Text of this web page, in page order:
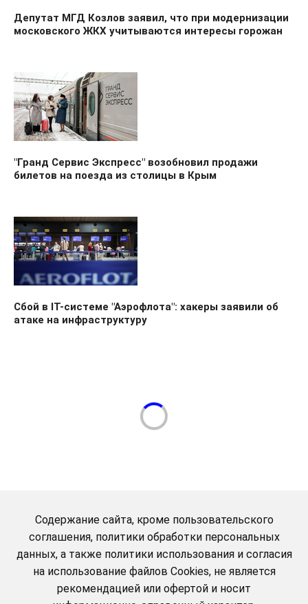
Депутат МГД Козлов заявил, что при модернизации
московского ЖКХ учитываются интересы горожан
"Гранд Сервис Экспресс" возобновил продажи
билетов на поезда из столицы в Крым
Сбой в IT-системе "Аэрофлота": хакеры заявили об
атаке на инфраструктуру
Содержание сайта, кроме пользовательского
соглашения, политики обработки персональных
данных, а также политики использования и согласия
на использование файлов Cookies, не является
рекомендацией или офертой и носит